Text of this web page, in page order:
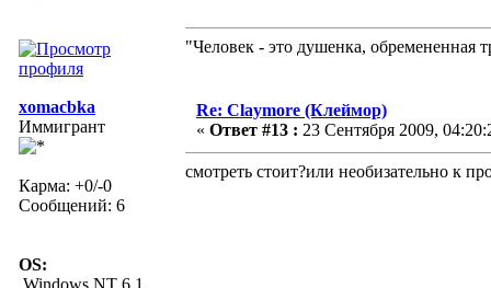
"Человек - это душенка, обремененная
xomacbka
Иммигрант
Карма: +0/-0
Сообщений: 6
OS:
Windows NT 6.1
Re: Claymore (Клеймор)
« Ответ #13 : 23 Сентября 2009,
смотреть стоит?или необизательно к